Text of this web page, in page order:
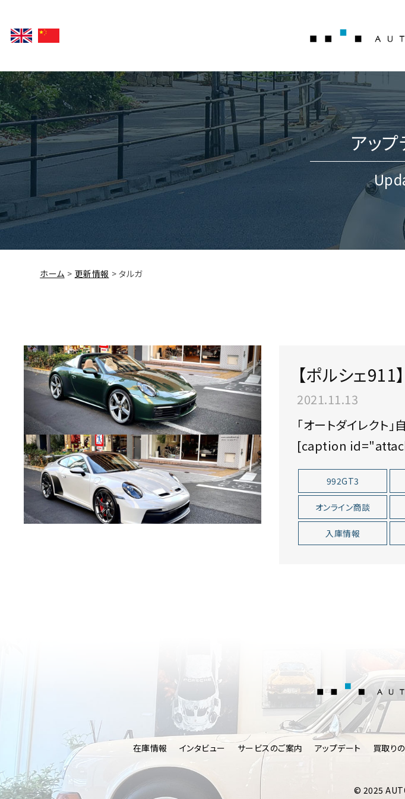
アッ
ホーム 更新情報 タルガ
【ポルシェ
2021.11.13
「オートダイレクト」自社本国オーダー 2台の
[caption
992GT3
オンライン商談
入庫情報
在庫情報 インタビュー サービスのご案内 アップデート 買取り
© 2025